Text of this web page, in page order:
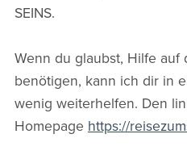
SEINS.
Wenn du glaubst, Hilfe auf
benötigen, kann ich dir in
wenig weiterhelfen. Den
Homepage https://